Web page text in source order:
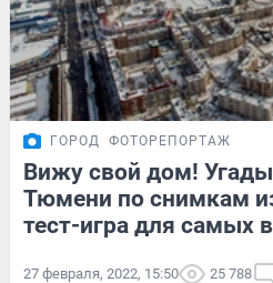
ГОРОД ФОТОРЕПОРТАЖ
Вижу свой дом!
Тюмени по снимкам
тест-игра для самых
27 февраля, 2022, 15:50 25 788